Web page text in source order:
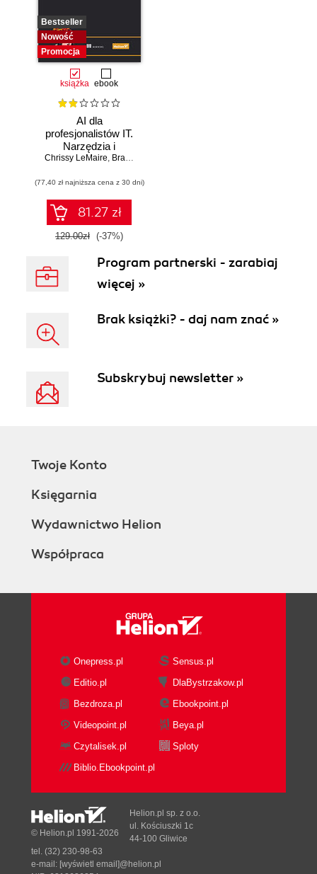
Bestseller
Nowość
Promocja
książka ebook
AI dla
profesjonalistów IT.
Narzędzia i
techniki
produktywność
Chrissy LeMaire, Brandon Abshire
(77,40 zł najniższa cena z 30 dni)
81.27 zł
129.00zł (-37%)
Program partnerski - zarabiaj
więcej »
Brak książki? - daj nam znać »
Subskrybuj newsletter »
Twoje Konto
Księgarnia
Wydawnictwo Helion
Współpraca
Onepress.pl
Sensus.pl
Editio.pl
DlaBystrzakow.pl
Bezdroza.pl
Ebookpoint.pl
Videopoint.pl
Beya.pl
Czytalisek.pl
Sploty
Biblio.Ebookpoint.pl
© Helion.pl 1991-2026
Helion.pl sp. z o.o.
ul. Kościuszki 1c
44-100 Gliwice
tel. (32) 230-98-63
e-mail: [wyświetl email]@helion.pl